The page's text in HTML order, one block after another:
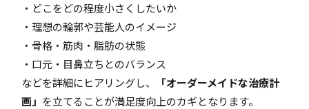
・どこをどの程度小さくしたいか
・理想の輪郭や芸能人のイメージ
・骨格・筋肉・脂肪の状態
・口元・目鼻立ちとのバランス
などを詳細にヒアリングし、
「オーダーメイドな治療計
画」 を立てることが満足度向上のカギとなります。